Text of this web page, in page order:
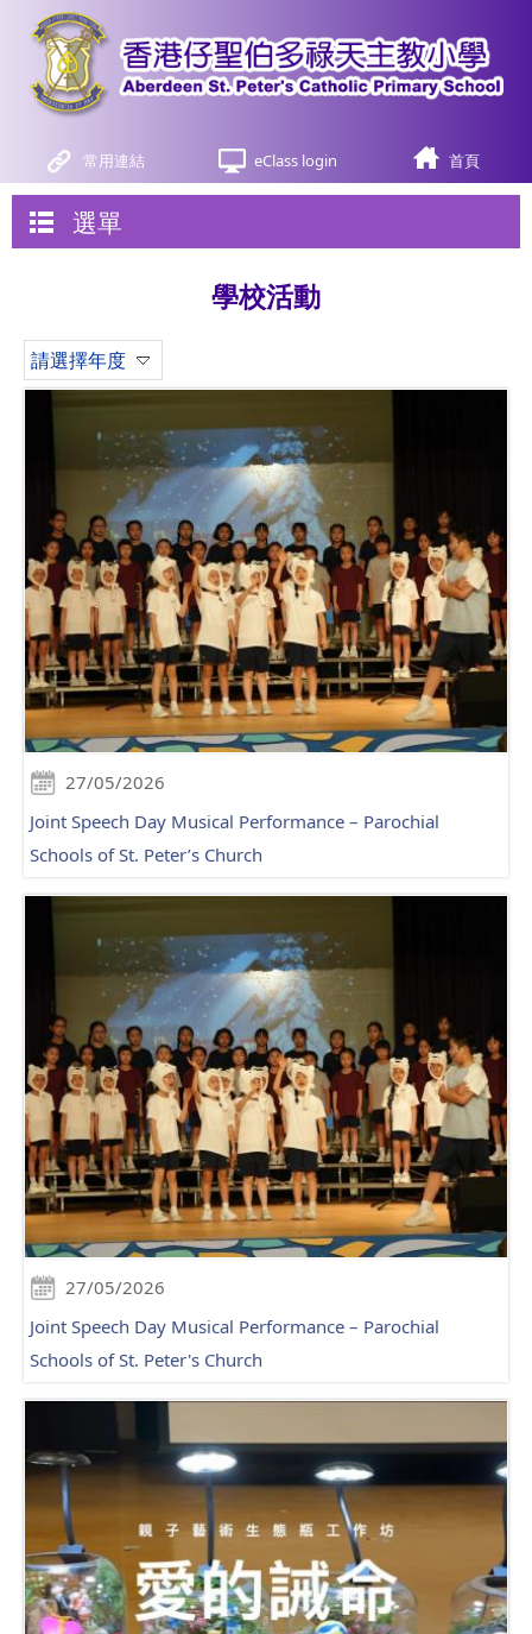
常用連結 eClass login 首頁
選單
學校活動
請選擇年度
27/05/2026
Joint Speech Day Musical Performance – Parochial
Schools of St. Peter’s Church
27/05/2026
Joint Speech Day Musical Performance – Parochial
Schools of St. Peter's Church